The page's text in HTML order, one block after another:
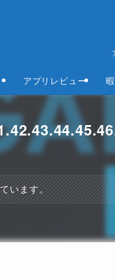
アプリレビュー
います。